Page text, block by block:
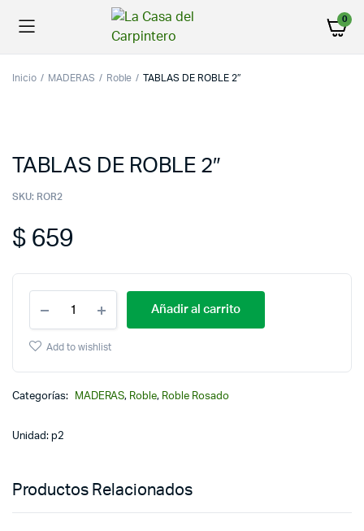
0
Inicio MADERAS Roble TABLAS DE ROBLE 2″
TABLAS DE ROBLE 2″
SKU: ROR2
$659
Añadir al carrito
Add to wishlist
Categorías: MADERAS, Roble, Roble Rosado
Unidad: p2
Productos Relacionados